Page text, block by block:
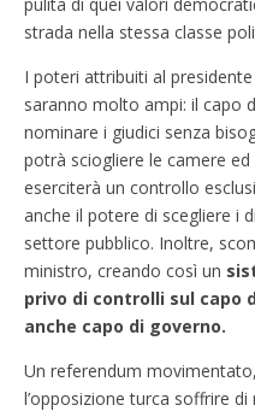
strada nella stessa classe
I poteri attribuiti al
saranno molto ampi: il capo
nominare i giudici senza
potrà sciogliere le camere
eserciterà un controllo
anche il potere di scegliere i
settore pubblico. Inoltre,
ministro, creando così un
privo di controlli sul capo
anche capo di governo.
Un referendum
l’opposizione turca soffrire